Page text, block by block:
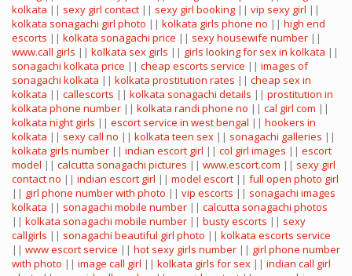
kolkata || sexy girl contact || sexy girl booking || vip sexy girl ||
kolkata sonagachi girl photo || kolkata girls phone no || high end
escorts || kolkata sonagachi price || sexy housewife number ||
www.call girls || kolkata sex girls || girls looking for sex in kolkata ||
sonagachi kolkata price || cheap escorts service || images of
sonagachi kolkata || kolkata prostitution rates || cheap sex in
kolkata || callescorts || kolkata sonagachi details || prostitution in
kolkata phone number || kolkata randi phone no || cal girl com ||
kolkata night girls || escort service in west bengal || hookers in
kolkata || sexy call no || kolkata teen sex || sonagachi galleries ||
kolkata girls number || indian escort girl || col girl images || escort
model || calcutta sonagachi pictures || www.escort.com || sexy girl
contact no || indian escort girl || model escort || full open photo girl
|| girl phone number with photo || vip escorts || sonagachi images
kolkata || sonagachi mobile number || calcutta sonagachi photos
|| kolkata sonagachi mobile number || busty escorts || sexy
callgirls || sonagachi beautiful girl photo || kolkata escorts service
|| www escort service || hot sexy girls number || girl phone number
with photo || image call girl || kolkata girls for sex || indian call girl